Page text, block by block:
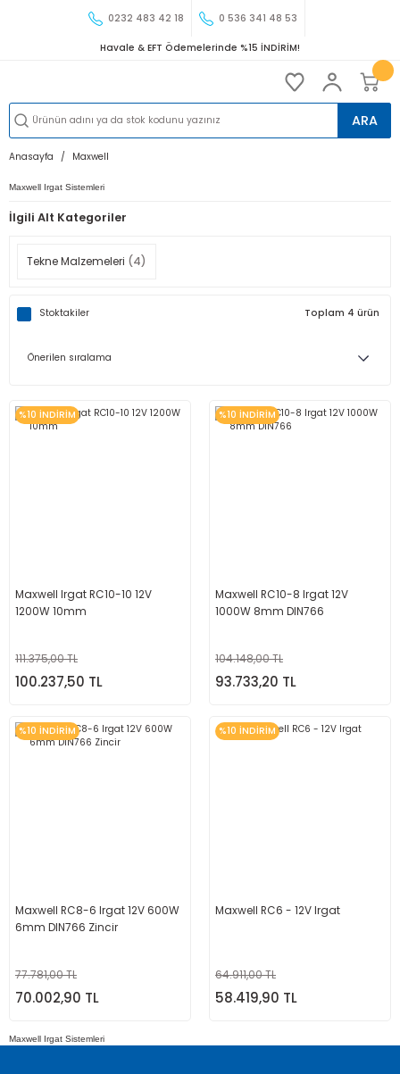
0232 483 42 18 0 536 341 48 53
Havale & EFT Ödemelerinde %15 İNDİRİM!
ARA
Anasayfa Maxwell
Maxwell Irgat Sistemleri
İlgili Alt Kategoriler
Tekne Malzemeleri (4)
Stoktakiler Toplam 4 ürün
%10 İNDİRİM
Maxwell Irgat RC10-10 12V
1200W 10mm
111.375,00 TL
100.237,50 TL
%10 İNDİRİM
Maxwell RC10-8 Irgat 12V
1000W 8mm DIN766
104.148,00 TL
93.733,20 TL
%10 İNDİRİM
Maxwell RC8-6 Irgat 12V 600W
6mm DIN766 Zincir
77.781,00 TL
70.002,90 TL
%10 İNDİRİM
Maxwell RC6 - 12V Irgat
64.911,00 TL
58.419,90 TL
Maxwell Irgat Sistemleri